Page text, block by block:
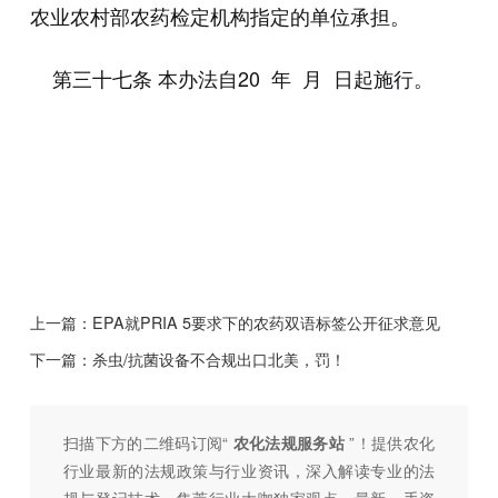
农业农村部农药检定机构指定的单位承担。
第三十七条 本办法自20 年 月 日起施行。
上一篇： EPA就PRIA 5要求下的农药双语标签公开征求意见
下一篇： 杀虫/抗菌设备不合规出口北美，罚！
扫描下方的二维码订阅“ 农化法规服务站 ”！提供农化
行业最新的法规政策与行业资讯，深入解读专业的法